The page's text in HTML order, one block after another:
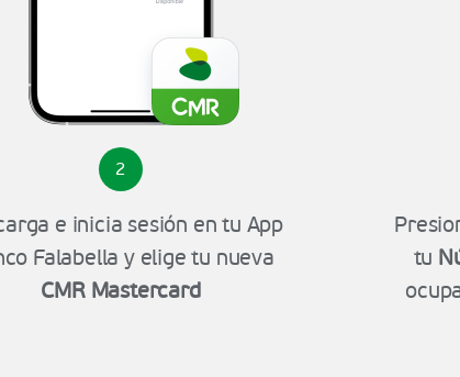
2
e inicia sesión en tu App
Falabella y elige tu nueva
CMR Mastercard
tu